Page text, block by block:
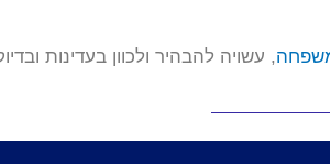
, עשויה להבהיר ולכוון בעדינות